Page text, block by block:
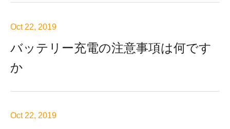
Oct 22, 2019
バッテリー充電の注意事項は何です
か
Oct 22, 2019